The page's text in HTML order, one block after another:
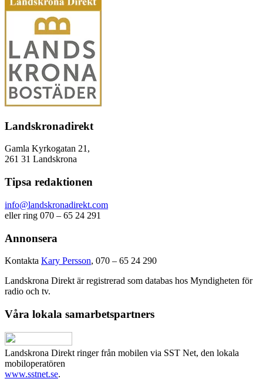
Landskronadirekt
Gamla Kyrkogatan 21,
261 31 Landskrona
Tipsa redaktionen
info@landskronadirekt.com
eller ring 070 – 65 24 291
Annonsera
Kontakta Kary Persson, 070 – 65 24 290
Landskrona Direkt är registrerad som databas hos Myndigheten för
radio och tv.
Våra lokala samarbetspartners
Landskrona Direkt ringer från mobilen via SST Net, den lokala
mobiloperatören
www.sstnet.se.